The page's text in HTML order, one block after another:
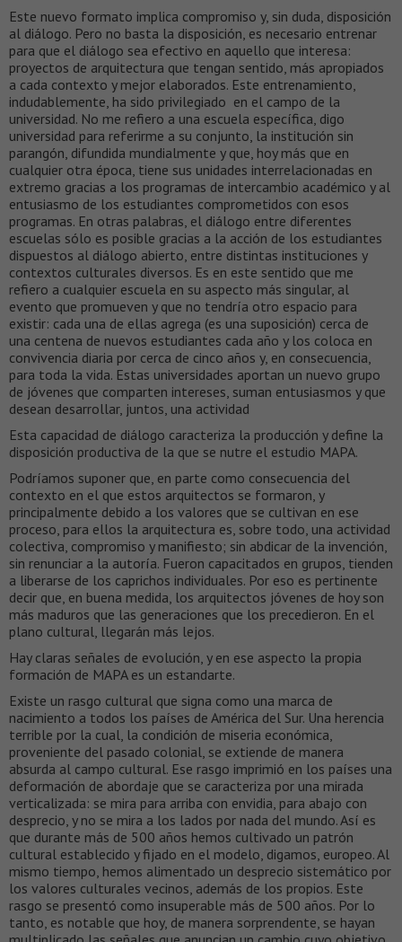
Este nuevo formato implica compromiso y, sin duda, disposición
al diálogo. Pero no basta la disposición, es necesario entrenar
para que el diálogo sea efectivo en aquello que interesa:
proyectos de arquitectura que tengan sentido, más apropiados
a cada contexto y mejor elaborados. Este entrenamiento,
indudablemente, ha sido privilegiado en el campo de la
universidad. No me refiero a una escuela específica, digo
universidad para referirme a su conjunto, la institución sin
parangón, difundida mundialmente y que, hoy más que en
cualquier otra época, tiene sus unidades interrelacionadas en
extremo gracias a los programas de intercambio académico y al
entusiasmo de los estudiantes comprometidos con esos
programas. En otras palabras, el diálogo entre diferentes
escuelas sólo es posible gracias a la acción de los estudiantes
dispuestos al diálogo abierto, entre distintas instituciones y
contextos culturales diversos. Es en este sentido que me
refiero a cualquier escuela en su aspecto más singular, al
evento que promueven y que no tendría otro espacio para
existir: cada una de ellas agrega (es una suposición) cerca de
una centena de nuevos estudiantes cada año y los coloca en
convivencia diaria por cerca de cinco años y, en consecuencia,
para toda la vida. Estas universidades aportan un nuevo grupo
de jóvenes que comparten intereses, suman entusiasmos y que
desean desarrollar, juntos, una actividad
Esta capacidad de diálogo caracteriza la producción y define la
disposición productiva de la que se nutre el estudio MAPA.
Podríamos suponer que, en parte como consecuencia del
contexto en el que estos arquitectos se formaron, y
principalmente debido a los valores que se cultivan en ese
proceso, para ellos la arquitectura es, sobre todo, una actividad
colectiva, compromiso y manifiesto; sin abdicar de la invención,
sin renunciar a la autoría. Fueron capacitados en grupos, tienden
a liberarse de los caprichos individuales. Por eso es pertinente
decir que, en buena medida, los arquitectos jóvenes de hoy son
más maduros que las generaciones que los precedieron. En el
plano cultural, llegarán más lejos.
Hay claras señales de evolución, y en ese aspecto la propia
formación de MAPA es un estandarte.
Existe un rasgo cultural que signa como una marca de
nacimiento a todos los países de América del Sur. Una herencia
terrible por la cual, la condición de miseria económica,
proveniente del pasado colonial, se extiende de manera
absurda al campo cultural. Ese rasgo imprimió en los países una
deformación de abordaje que se caracteriza por una mirada
verticalizada: se mira para arriba con envidia, para abajo con
desprecio, y no se mira a los lados por nada del mundo. Así es
que durante más de 500 años hemos cultivado un patrón
cultural establecido y fijado en el modelo, digamos, europeo. Al
mismo tiempo, hemos alimentado un desprecio sistemático por
los valores culturales vecinos, además de los propios. Este
rasgo se presentó como insuperable más de 500 años. Por lo
tanto, es notable que hoy, de manera sorprendente, se hayan